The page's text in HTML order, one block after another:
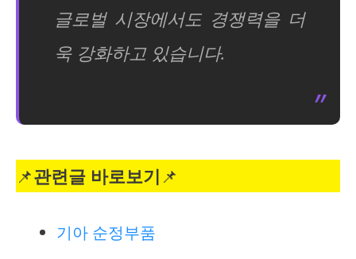
글로벌 시장에서도 경쟁력을 더
욱 강화하고 있습니다.
📌관련글 바로보기 📌
기아 순정부품